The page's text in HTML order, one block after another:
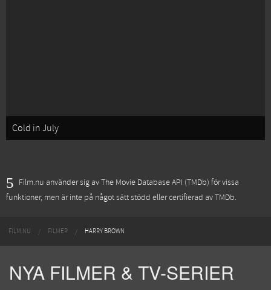
Cold in July
Film.nu använder sig av The Movie Database API (TMDb) för vissa
funktioner, men är inte på något sätt stödd eller certifierad av TMDb.
FILM.NU FILMER HARRY BROWN
NYA FILMER & TV-SERIER